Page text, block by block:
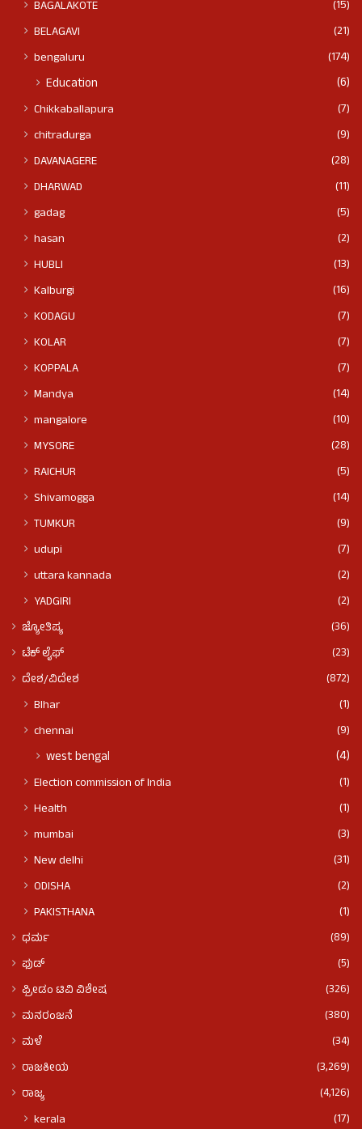
BAGALAKOTE
(15)
BELAGAVI
(21)
bengaluru
(174)
Education (6)
Chikkaballapura
(7)
chitradurga
(9)
DAVANAGERE
(28)
DHARWAD
(11)
gadag
(5)
hasan
(2)
HUBLI
(13)
Kalburgi
(16)
KODAGU
(7)
KOLAR
(7)
KOPPALA
(7)
Mandya
(14)
mangalore
(10)
MYSORE
(28)
RAICHUR
(5)
Shivamogga
(14)
TUMKUR
(9)
udupi
(7)
uttara kannada
(2)
YADGIRI
(2)
ಜ್ಯೋತಿಷ್ಯ
(36)
ಟೆಕ್ ಲೈಫ್
(23)
ದೇಶ/ವಿದೇಶ
(872)
BIhar
(1)
chennai
(9)
west bengal (4)
Election commission of India
(1)
Health
(1)
mumbai
(3)
New delhi
(31)
ODISHA
(2)
PAKISTHANA
(1)
ಧರ್ಮ
(89)
ಫುಡ್​​
(5)
ಫ್ರೀಡಂ ಟಿವಿ ವಿಶೇಷ
(326)
ಮನರಂಜನೆ
(380)
ಮಳೆ
(34)
ರಾಜಕೀಯ
(3,269)
ರಾಜ್ಯ
(4,126)
kerala (17)